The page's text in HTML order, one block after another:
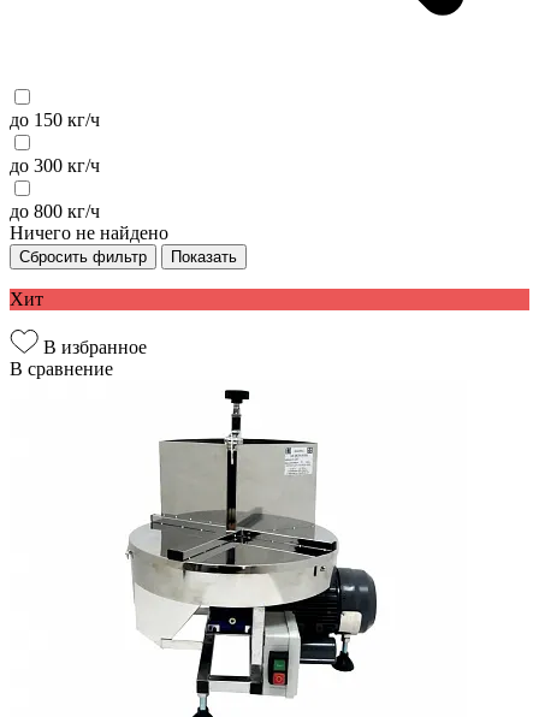
до 150 кг/ч
до 300 кг/ч
до 800 кг/ч
Ничего не найдено
Сбросить фильтр Показать
Хит
В избранное
В сравнение